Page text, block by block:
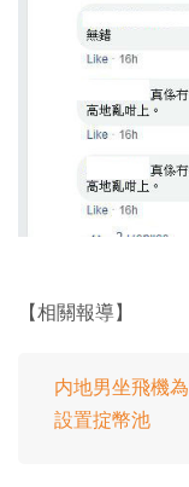
【相關報導】
内地男坐飛機
設置掟幣池